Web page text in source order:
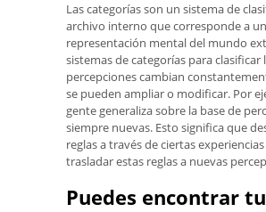
Las categorías son un sistema de
archivo interno que corresponde a
representación mental del mundo
sistemas de categorías para clasificar
percepciones cambian
se pueden ampliar o modificar. Por
gente generaliza sobre la base de
siempre nuevas. Esto significa que
reglas a través de ciertas
trasladar estas reglas a nuevas
Puedes encontrar tu